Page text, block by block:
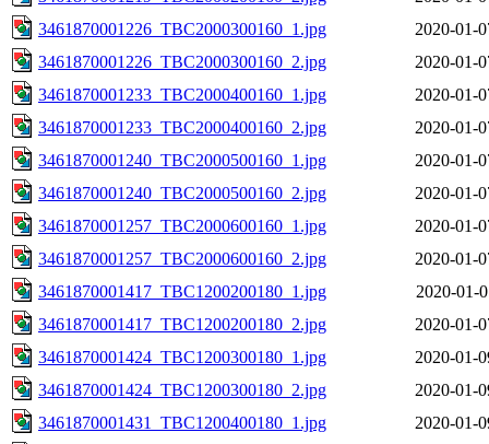
3461870001226_TBC2000300160_1.jpg
2020-01-
3461870001226_TBC2000300160_2.jpg
2020-01-
3461870001233_TBC2000400160_1.jpg
2020-01-
3461870001233_TBC2000400160_2.jpg
2020-01-
3461870001240_TBC2000500160_1.jpg
2020-01-
3461870001240_TBC2000500160_2.jpg
2020-01-
3461870001257_TBC2000600160_1.jpg
2020-01-
3461870001257_TBC2000600160_2.jpg
2020-01-
3461870001417_TBC1200200180_1.jpg
2020-01-
3461870001417_TBC1200200180_2.jpg
2020-01-
3461870001424_TBC1200300180_1.jpg
2020-01-
3461870001424_TBC1200300180_2.jpg
2020-01-
3461870001431_TBC1200400180_1.jpg
2020-01-